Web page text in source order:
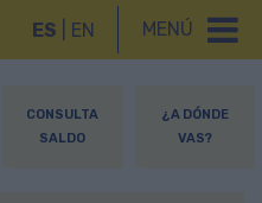
MENÚ
ES EN
CONSULTA
SALDO
¿A DÓNDE
VAS?